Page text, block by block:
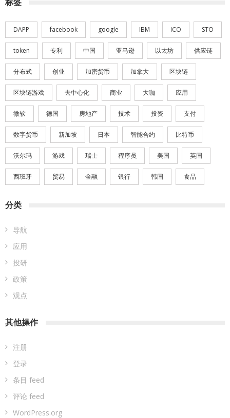
标签
DAPP facebook google IBM ICO STO
token 专利 中国 亚马逊 以太坊 供应链
分布式 创业 加密货币 加拿大 区块链
区块链游戏 去中心化 商业 大咖 应用
微软 德国 房地产 技术 投资 支付
数字货币 新加坡 日本 智能合约 比特币
沃尔玛 游戏 瑞士 程序员 美国 英国
西班牙 贸易 金融 银行 韩国 食品
分类
导航
应用
投研
政策
观点
其他操作
注册
登录
条目 feed
评论 feed
WordPress.org